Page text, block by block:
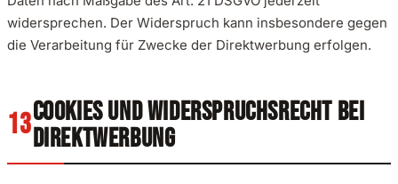
widersprechen. Der Widerspruch kann insbesondere gegen
die Verarbeitung für Zwecke der Direktwerbung erfolgen.
COOKIES UND WIDERSPRUCHSRECHT BEI
DIREKTWERBUNG